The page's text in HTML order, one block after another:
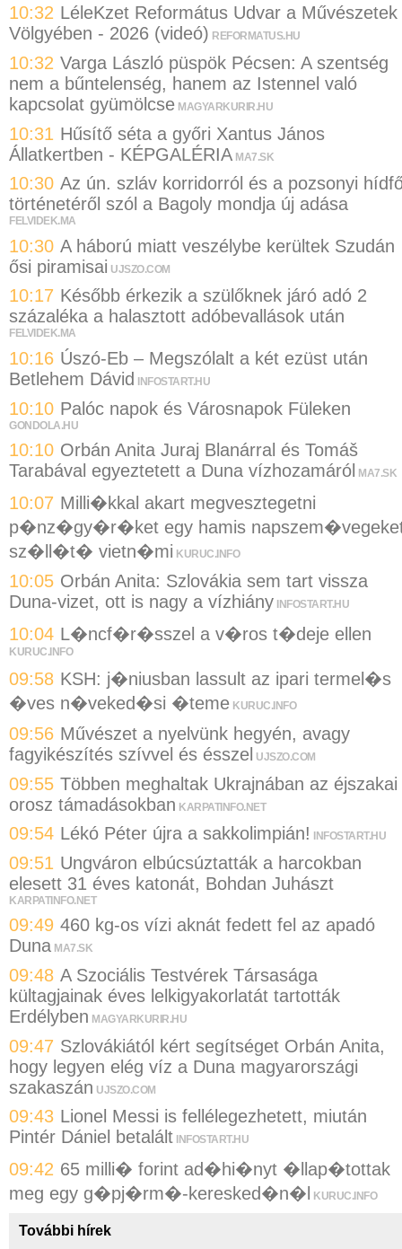
10:32 LéleKzet Református Udvar a Művészetek
Völgyében - 2026 (videó) REFORMATUS.HU
10:32 Varga László püspök Pécsen: A szentség
nem a bűntelenség, hanem az Istennel való
kapcsolat gyümölcse MAGYARKURIR.HU
10:31 Hűsítő séta a győri Xantus János
Állatkertben - KÉPGALÉRIA MA7.SK
10:30 Az ún. szláv korridorról és a pozsonyi
történetéről szól a Bagoly mondja új adása
FELVIDEK.MA
10:30 A háború miatt veszélybe kerültek Szudán
ősi piramisai UJSZO.COM
10:17 Később érkezik a szülőknek járó adó 2
százaléka a halasztott adóbevallások után
FELVIDEK.MA
10:16 Úszó-Eb – Megszólalt a két ezüst után
Betlehem Dávid
INFOSTART.HU
10:10 Palóc napok és Városnapok Füleken
GONDOLA.HU
10:10 Orbán Anita Juraj Blanárral és Tomáš
Tarabával egyeztetett a Duna vízhozamáról
MA7.SK
10:07 Milli�kkal akart megvesztegetni
p�nz�gy�r�ket egy hamis
sz�ll�t� vietn�mi KURUC.INFO
10:05 Orbán Anita: Szlovákia sem tart vissza
Duna-vizet, ott is nagy a vízhiány INFOSTART.HU
10:04 L�ncf�r�sszel a v�ros t�deje ellen
KURUC.INFO
09:58 KSH: j�niusban lassult az ipari termel�s
�ves n�veked�si �teme KURUC.INFO
09:56 Művészet a nyelvünk hegyén, avagy
fagyikészítés szívvel és ésszel UJSZO.COM
09:55 Többen meghaltak Ukrajnában az éjszakai
orosz támadásokban KARPATINFO.NET
09:54 Lékó Péter újra a sakkolimpián! INFOSTART.HU
09:51 Ungváron elbúcsúztatták a harcokban
elesett 31 éves katonát, Bohdan Juhászt
KARPATINFO.NET
09:49 460 kg-os vízi aknát fedett fel az apadó
Duna MA7.SK
09:48 A Szociális Testvérek Társasága
kültagjainak éves lelkigyakorlatát tartották
Erdélyben MAGYARKURIR.HU
09:47 Szlovákiától kért segítséget Orbán Anita,
hogy legyen elég víz a Duna magyarországi
szakaszán UJSZO.COM
09:43 Lionel Messi is fellélegezhetett, miután
Pintér Dániel betalált INFOSTART.HU
09:42 65 milli� forint ad�hi�nyt �llap�tottak
meg egy g�pj�rm�-keresked�n�l
KURUC.INFO
További hírek